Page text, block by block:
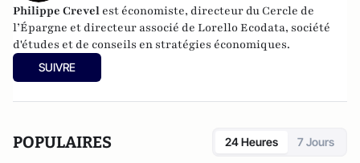
Philippe Crevel est économiste, directeur du Cercle de
l’Épargne et directeur associé de Lorello Ecodata, société
d'études et de conseils en stratégies économiques.
SUIVRE
POPULAIRES 24 Heures 7 Jours